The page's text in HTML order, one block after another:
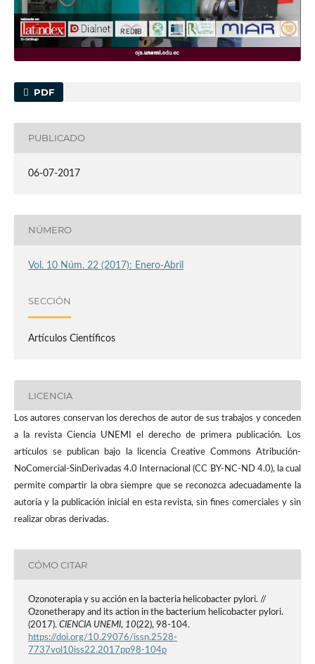
PDF
PUBLICADO
06-07-2017
NÚMERO
Vol. 10 Núm. 22 (2017): Enero-Abril
SECCIÓN
Artículos Científicos
LICENCIA
Los autores conservan los derechos de autor de sus trabajos y conceden
a la revista Ciencia UNEMI el derecho de primera publicación. Los
artículos se publican bajo la licencia Creative Commons Atribución-
NoComercial-SinDerivadas 4.0 Internacional (CC BY-NC-ND 4.0), la cual
permite compartir la obra siempre que se reconozca adecuadamente la
autoría y la publicación inicial en esta revista, sin fines comerciales y sin
realizar obras derivadas.
CÓMO CITAR
Ozonoterapia y su acción en la bacteria helicobacter pylori. //
Ozonetherapy and its action in the bacterium helicobacter pylori.
(2017). CIENCIA UNEMI, 10(22), 98-104.
https://doi.org/10.29076/issn.2528-
7737vol10iss22.2017pp98-104p